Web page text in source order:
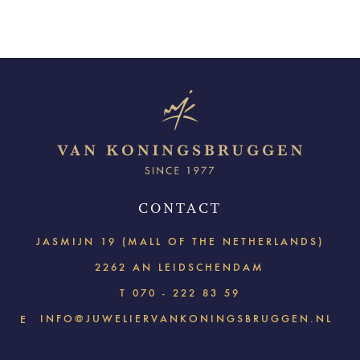
CONTACT
JASMIJN 19 (MALL OF THE NETHERLANDS)
2262 AN LEIDSCHENDAM
T 070 - 222 83 59
E INFO@JUWELIERVANKONINGSBRUGGEN.NL